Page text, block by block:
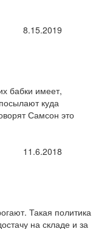
8.15.2019
бабки имеет,
куда
Самсон это
11.6.2018
Такая политика
на складе и за